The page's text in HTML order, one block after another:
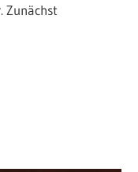
Zunächst